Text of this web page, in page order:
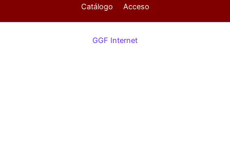
Catálogo Acceso
GGF Internet